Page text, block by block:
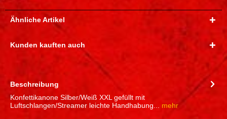
Ähnliche Artikel
Kunden kauften auch
Beschreibung
Konfettikanone Silber/Weiß XXL gefüllt mit
Luftschlangen/Streamer leichte Handhabung...
mehr